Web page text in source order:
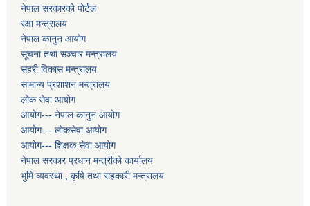
नेपाल सरकारको पोर्टल
रक्षा मन्त्रालय
नेपाल कानुन आयोग
सूचना तथा सञ्चार मन्त्रालय
सहरी विकास मन्त्रालय
सामान्य प्रशाशन मन्त्रालय
लोक सेवा आयोग
आयोग--- नेपाल कानुन आयोग
आयोग--- लोकसेवा आयोग
आयोग--- शिक्षक सेवा आयोग
नेपाल सरकार प्रधान मन्त्रीको कार्यालय
भुमि व्यवस्था , कृषि तथा सहकारी मन्त्रालय